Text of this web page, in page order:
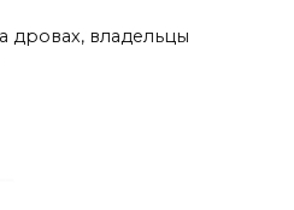
дровах, владельцы